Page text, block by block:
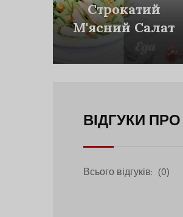
Строкатий
М'ясний Салат
ВІДГУКИ
Всього відгуків: (0)